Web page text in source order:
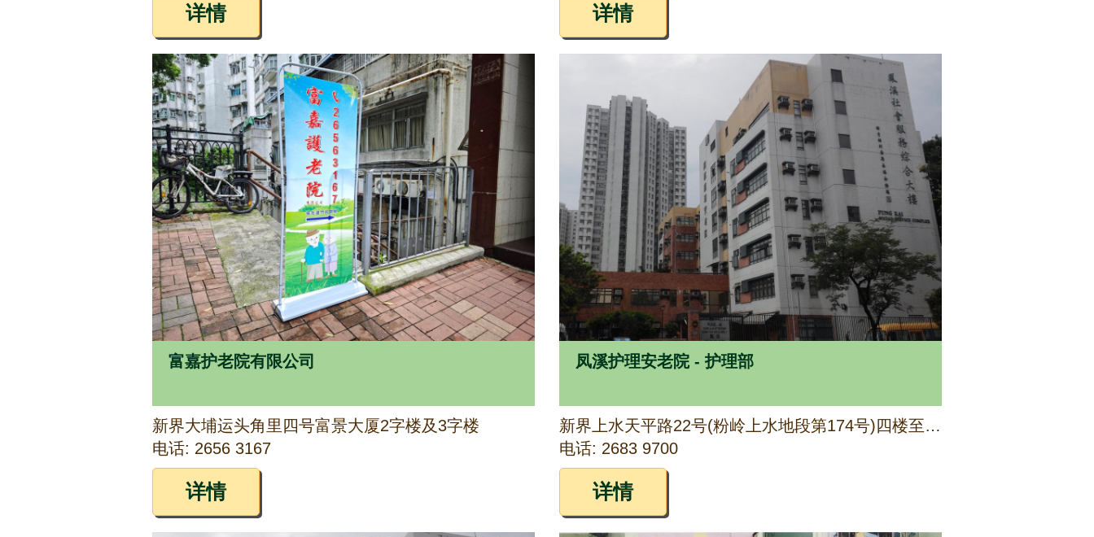
详情 详情
富嘉护老院有限公司
新界大埔运头角里四号富景大厦2字楼及3字楼
电话: 2656 3167
详情
凤溪护理安老院 - 护理部
新界上水天平路22号(粉岭上水地段第174号)四楼至六楼
电话: 2683 9700
详情